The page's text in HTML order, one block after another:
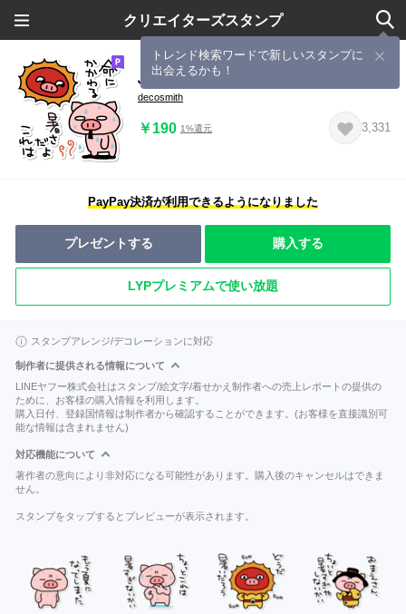
クリエイターズスタンプ
トレンド検索ワードで新しいスタンプに
出会えるかも！
ぶたたの夏3
decosmith
￥190 1%還元 3,331
PayPay決済が利用できるようになりました
プレゼントする 購入する
LYPプレミアムで使い放題
スタンプアレンジ/デコレーションに対応
制作者に提供される情報について
LINEヤフー株式会社はスタンプ/絵文字/着せかえ制作者への売上レポートの提供の
ために、お客様の購入情報を利用します。
購入日付、登録国情報は制作者から確認することができます。(お客様を直接識別可
能な情報は含まれません)
対応機能について
著作者の意向により非対応になる可能性があります。購入後のキャンセルはできま
せん。
スタンプをタップするとプレビューが表示されます。